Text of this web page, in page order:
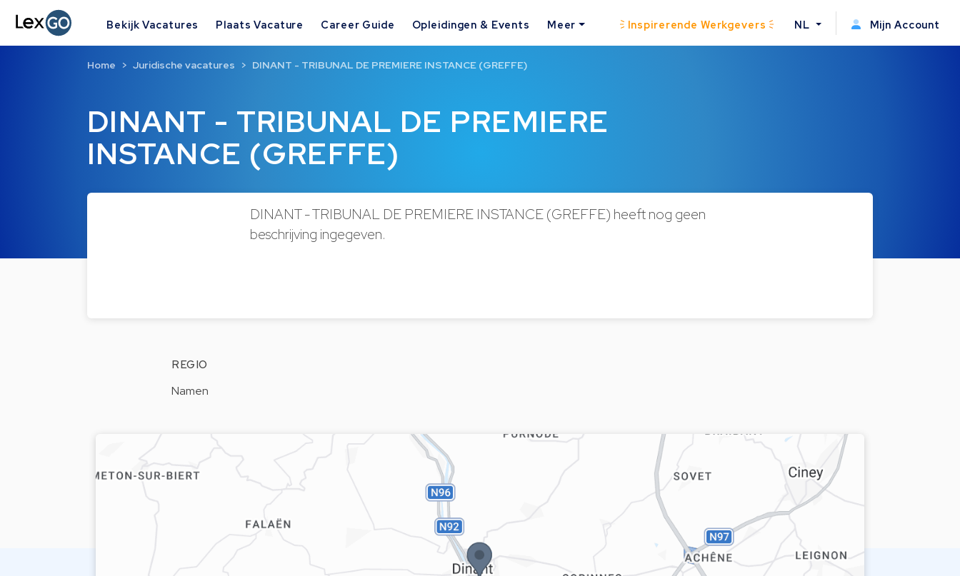
Bekijk Vacatures Plaats Vacature Career Guide Opleidingen & Events Meer Inspirerende Werkgevers NL Mijn Account
DINANT - TRIBUNAL DE PREMIERE
INSTANCE (GREFFE)
Home Juridische vacatures DINANT - TRIBUNAL DE PREMIERE INSTANCE (GREFFE)
DINANT - TRIBUNAL DE PREMIERE INSTANCE (GREFFE) heeft nog geen
beschrijving ingegeven.
REGIO
Namen